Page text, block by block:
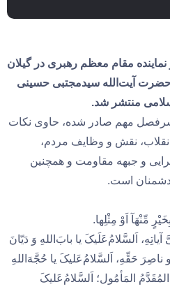
مقام معظم رهبری در گیلان
حضرت آیت‌الله سیدمجتبی حسینی
منتشر شد.
سرفصل مهم صادر شده، حاوی نکات
نقش و وظایف مردم،
و جبهه مقاومت و همچنین
دشمنان است.
مِّنْهَآ اَوْ مِثْلِها.
اَلسَّلامُ‌عَلَیکَ یا بابَ‌‌اللهِ وَ دَیّانَ
و ناصِرَ حَقِّهِ، اَلسَّلامُ‌عَلیکَ یا حُجَّهَ‌ا‌للهِ
المُقَدَّمُ المَأمُول؛ اَلسَّلامُ‌عَلیکَ